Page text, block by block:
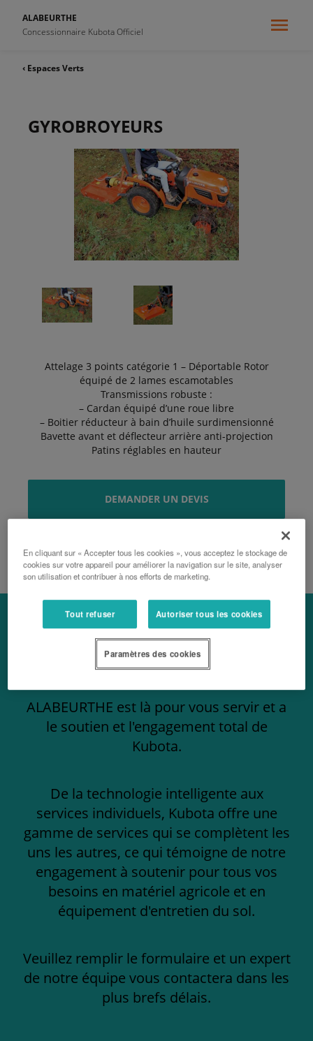
ALABEURTHE
Concessionnaire Kubota Officiel
‹ Espaces Verts
GYROBROYEURS
Attelage 3 points catégorie 1 – Déportable Rotor
équipé de 2 lames escamotables
Transmissions robuste :
– Cardan équipé d’une roue libre
– Boitier réducteur à bain d’huile surdimensionné
Bavette avant et déflecteur arrière anti-projection
Patins réglables en hauteur
DEMANDER UN DEVIS
BROCHURE
Nous contacter
ALABEURTHE est là pour vous servir et a
le soutien et l'engagement total de
Kubota.
De la technologie intelligente aux
services individuels, Kubota offre une
gamme de services qui se complètent les
uns les autres, ce qui témoigne de notre
engagement à soutenir pour tous vos
besoins en matériel agricole et en
équipement d'entretien du sol.
Veuillez remplir le formulaire et un expert
de notre équipe vous contactera dans les
plus brefs délais.
En cliquant sur « Accepter tous les cookies », vous acceptez le stockage de
cookies sur votre appareil pour améliorer la navigation sur le site, analyser
son utilisation et contribuer à nos efforts de marketing.
Tout refuser Autoriser tous les cookies
Paramètres des cookies